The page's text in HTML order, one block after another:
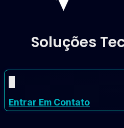
Soluções
Entrar Em Contato